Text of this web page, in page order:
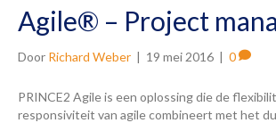
Agile® – Project
Door Richard Weber | 19 mei 2016 | 0
PRINCE2 Agile is een oplossing die de
responsiviteit van agile combineert met het